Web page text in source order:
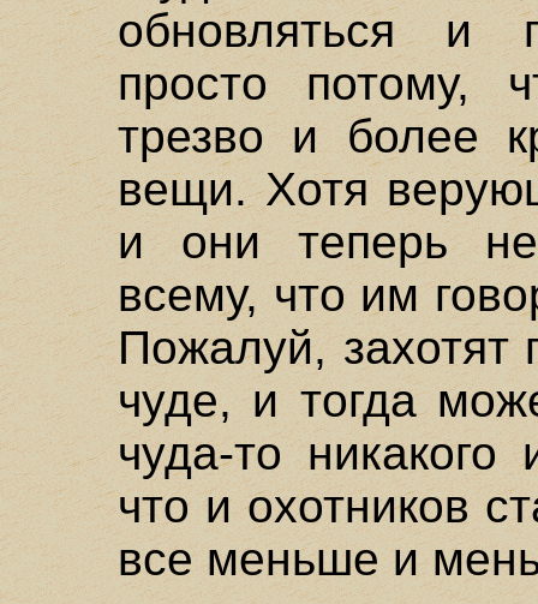
обновляться и
просто потому,
трезво и более
вещи. Хотя
и они теперь
всему, что им
Пожалуй, захотят
чуде, и тогда
чуда-то никакого
что и охотников
все меньше и